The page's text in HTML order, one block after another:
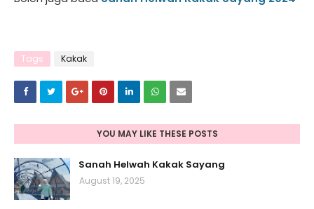
Tags Kakak
YOU MAY LIKE THESE POSTS
Sanah Helwah Kakak Sayang
August 19, 2025